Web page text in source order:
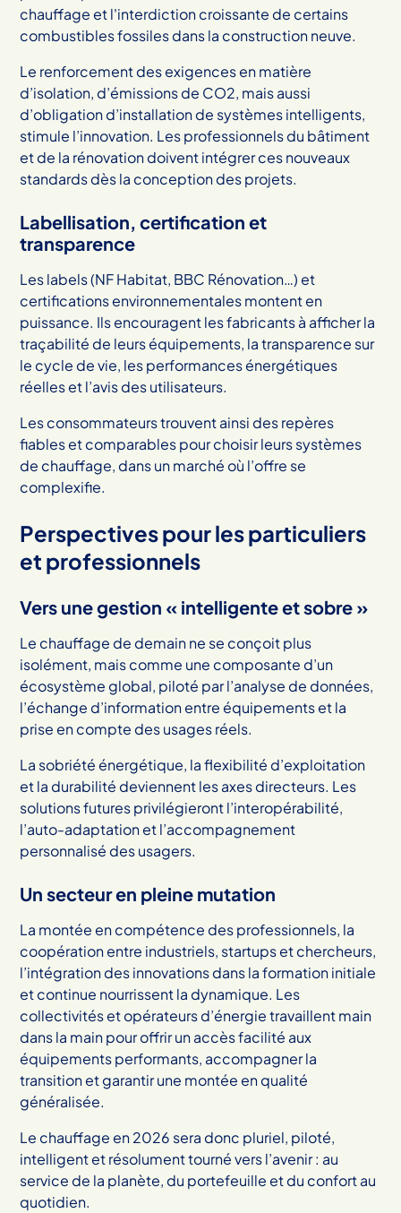
chauffage et l'interdiction croissante de certains
combustibles fossiles dans la construction neuve.
Le renforcement des exigences en matière
d’isolation, d’émissions de CO2, mais aussi
d’obligation d’installation de systèmes intelligents,
stimule l’innovation. Les professionnels du bâtiment
et de la rénovation doivent intégrer ces nouveaux
standards dès la conception des projets.
Labellisation, certification et
transparence
Les labels (NF Habitat, BBC Rénovation…) et
certifications environnementales montent en
puissance. Ils encouragent les fabricants à afficher la
traçabilité de leurs équipements, la transparence sur
le cycle de vie, les performances énergétiques
réelles et l’avis des utilisateurs.
Les consommateurs trouvent ainsi des repères
fiables et comparables pour choisir leurs systèmes
de chauffage, dans un marché où l’offre se
complexifie.
Perspectives pour les particuliers
et professionnels
Vers une gestion « intelligente et sobre »
Le chauffage de demain ne se conçoit plus
isolément, mais comme une composante d’un
écosystème global, piloté par l’analyse de données,
l’échange d’information entre équipements et la
prise en compte des usages réels.
La sobriété énergétique, la flexibilité d’exploitation
et la durabilité deviennent les axes directeurs. Les
solutions futures privilégieront l’interopérabilité,
l’auto-adaptation et l’accompagnement
personnalisé des usagers.
Un secteur en pleine mutation
La montée en compétence des professionnels, la
coopération entre industriels, startups et chercheurs,
l’intégration des innovations dans la formation initiale
et continue nourrissent la dynamique. Les
collectivités et opérateurs d’énergie travaillent main
dans la main pour offrir un accès facilité aux
équipements performants, accompagner la
transition et garantir une montée en qualité
généralisée.
Le chauffage en 2026 sera donc pluriel, piloté,
intelligent et résolument tourné vers l’avenir : au
service de la planète, du portefeuille et du confort au
quotidien.